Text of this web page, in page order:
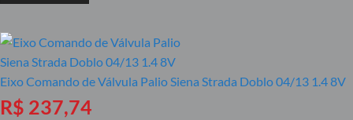
Eixo Comando de Válvula Palio Siena Strada Doblo 04/13 1.4 8V
R$ 237,74